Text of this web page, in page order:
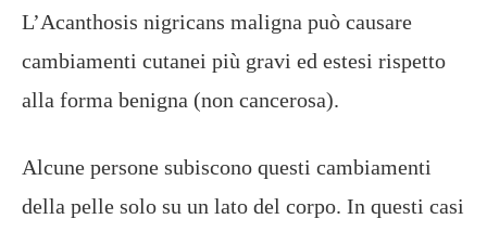
L’Acanthosis nigricans maligna può causare
cambiamenti cutanei più gravi ed estesi rispetto
alla forma benigna (non cancerosa).
Alcune persone subiscono questi cambiamenti
della pelle solo su un lato del corpo. In questi casi